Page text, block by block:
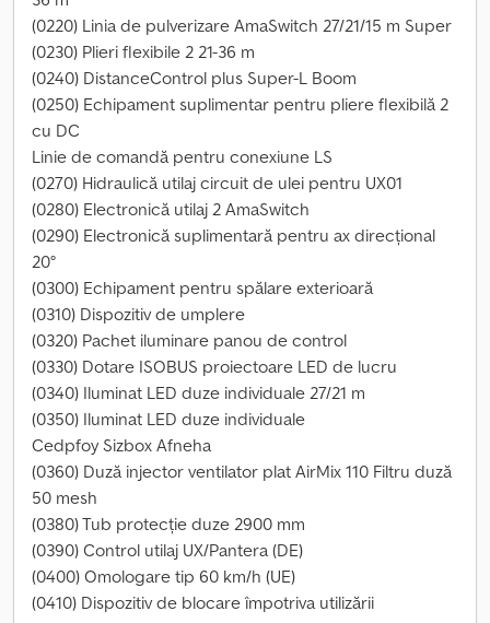
(0220) Linia de pulverizare AmaSwitch 27/21/15 m Super
(0230) Plieri flexibile 2 21-36 m
(0240) DistanceControl plus Super-L Boom
(0250) Echipament suplimentar pentru pliere flexibilă 2
cu DC
Linie de comandă pentru conexiune LS
(0270) Hidraulică utilaj circuit de ulei pentru UX01
(0280) Electronică utilaj 2 AmaSwitch
(0290) Electronică suplimentară pentru ax direcțional
20°
(0300) Echipament pentru spălare exterioară
(0310) Dispozitiv de umplere
(0320) Pachet iluminare panou de control
(0330) Dotare ISOBUS proiectoare LED de lucru
(0340) Iluminat LED duze individuale 27/21 m
(0350) Iluminat LED duze individuale
Cedpfoy Sizbox Afneha
(0360) Duză injector ventilator plat AirMix 110 Filtru duză
50 mesh
(0380) Tub protecție duze 2900 mm
(0390) Control utilaj UX/Pantera (DE)
(0400) Omologare tip 60 km/h (UE)
(0410) Dispozitiv de blocare împotriva utilizării